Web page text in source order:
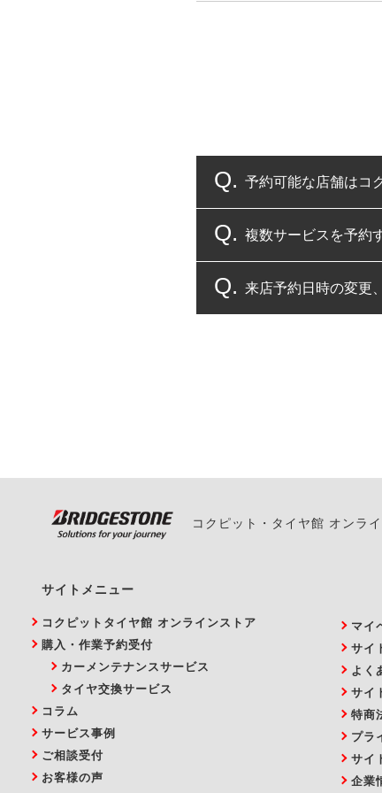
予約可能な店舗はコ
コクピット・タイヤ
複数サービスを予約
複数サービスのご予
来店予約日時の変更
また、やむを得な
コクピット・タイヤ館 オンラ
サイトメニュー
コクピットタイヤ館 オンラインストア
購入・作業予約受付
カーメンテナンスサービス
タイヤ交換サービス
コラム
サービス事例
ご相談受付
お客様の声
マイ
サイ
よく
サイ
特商
プラ
サイ
企業